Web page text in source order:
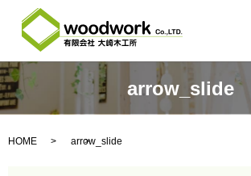
arrow_slide
HOME arrow_slide